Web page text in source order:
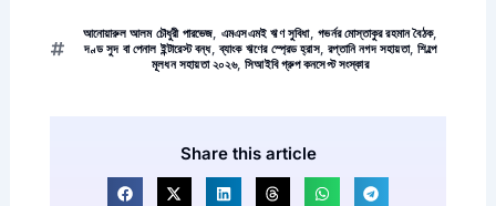
আনোয়ারুল আলম চৌধুরী পারভেজ এমএসএমই ঋণ সুবিধা,গভর্নর মোস্তাকুর রহমান বৈঠক,
দণ্ড সুদ বা পেনাল ইন্টারেস্ট বন্ধ,ব্যাংক ঋণের স্প্রেড হ্রাস,রপ্তানি নগদ সহায়তা,শিল্পে
মূলধন সহায়তা ২০২৬,সিআইবি গ্রুপ কনসেপ্ট সংস্কার
Share this article